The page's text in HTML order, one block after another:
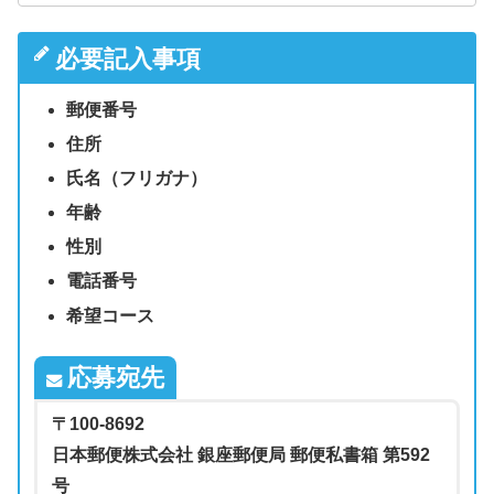
必要記入事項
郵便番号
住所
氏名（フリガナ）
年齢
性別
電話番号
希望コース
応募宛先
〒100-8692
日本郵便株式会社 銀座郵便局 郵便私書箱 第592
号